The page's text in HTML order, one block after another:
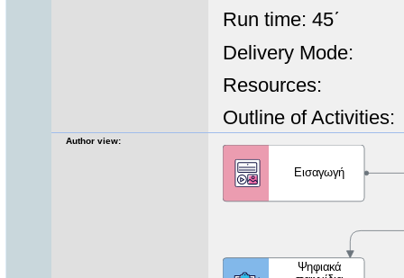
Run time: 45΄
Delivery Mode:
Resources:
Outline of Activities:
Author view: